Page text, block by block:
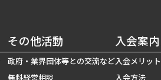
その他活動
政府・業界団体等との交流など
無料経営相談
入会案内
入会メリット
入会方法